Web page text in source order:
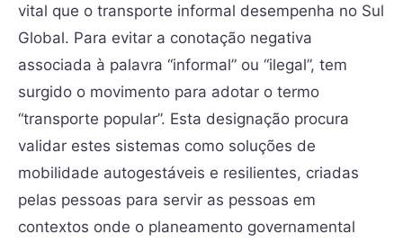
vital que o transporte informal desempenha no Sul
Global. Para evitar a conotação negativa
associada à palavra “informal” ou “ilegal”, tem
surgido o movimento para adotar o termo
“transporte popular”. Esta designação procura
validar estes sistemas como soluções de
mobilidade autogestáveis e resilientes, criadas
pelas pessoas para servir as pessoas em
contextos onde o planeamento governamental